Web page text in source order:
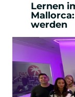
Lernen
werden